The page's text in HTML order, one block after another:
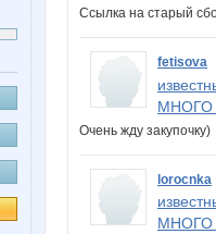
Ссылка на старый
fetisova
МНОГО
Очень жду
lorocnka
МНОГО